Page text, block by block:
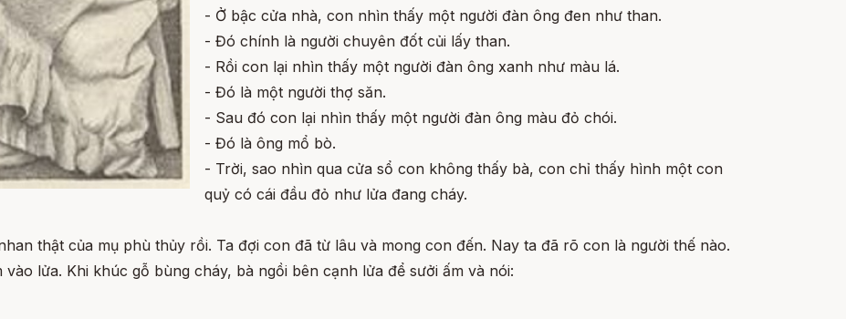
- Ở bậc cửa nhà, con nhìn thấy một người đàn ông đen như than.
- Đó chính là người chuyên đốt củi lấy than.
- Rồi con lại nhìn thấy một người đàn ông xanh như màu lá.
- Đó là một người thợ săn.
- Sau đó con lại nhìn thấy một người đàn ông màu đỏ chói.
- Đó là ông mổ bò.
- Trời, sao nhìn qua cửa sổ con không thấy bà, con chỉ thấy hình một con
quỷ có cái đầu đỏ như lửa đang cháy.
thật của mụ phù thủy rồi. Ta đợi con đã từ lâu và mong con đến. Nay ta đã rõ con là người thế nào.
lửa. Khi khúc gỗ bùng cháy, bà ngồi bên cạnh lửa để sưởi ấm và nói: